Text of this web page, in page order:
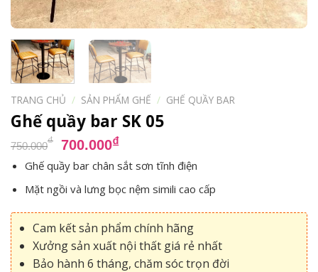
TRANG CHỦ / SẢN PHẨM GHẾ / GHẾ QUẦY BAR
Ghế quầy bar SK 05
750.000₫ Giá
gốc
là:
750.000₫.
700.000₫Giá
hiện
tại
là:
700.000₫.
Ghế quầy bar chân sắt sơn tĩnh điện
Mặt ngồi và lưng bọc nệm simili cao cấp
Cam kết sản phẩm chính hãng
Xưởng sản xuất nội thất giá rẻ nhất
Bảo hành 6 tháng, chăm sóc trọn đời